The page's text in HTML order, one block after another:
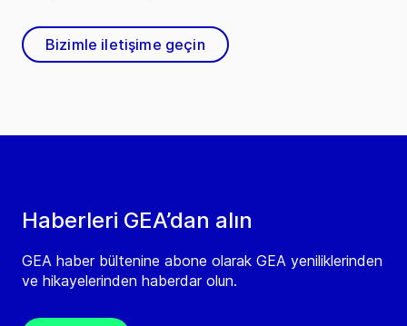
Haberleri GEA’dan alın
GEA haber bültenine abone olarak GEA yeniliklerinden
ve hikayelerinden haberdar olun.
Bizimle iletişime geçin